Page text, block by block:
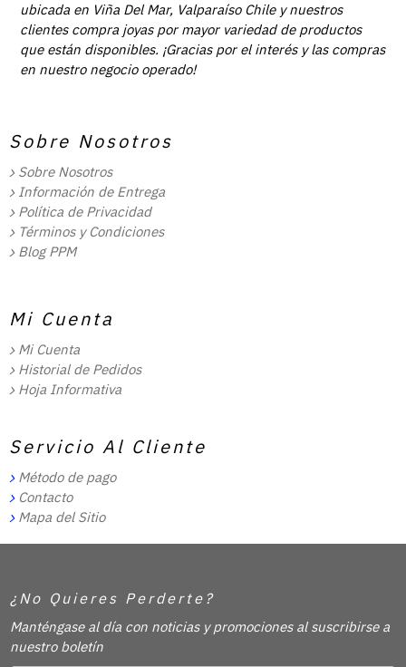
ubicada en Viña Del Mar, Valparaíso Chile y nuestros
clientes compra joyas por mayor variedad de productos
que están disponibles. ¡Gracias por el interés y las compras
en nuestro negocio operado!
Sobre Nosotros
Sobre Nosotros
Información de Entrega
Política de Privacidad
Términos y Condiciones
Blog PPM
Mi Cuenta
Mi Cuenta
Historial de Pedidos
Hoja Informativa
Servicio Al Cliente
Método de pago
Contacto
Mapa del Sitio
¿No Quieres Perderte?
Manténgase al día con noticias y promociones al suscribirse a
nuestro boletín